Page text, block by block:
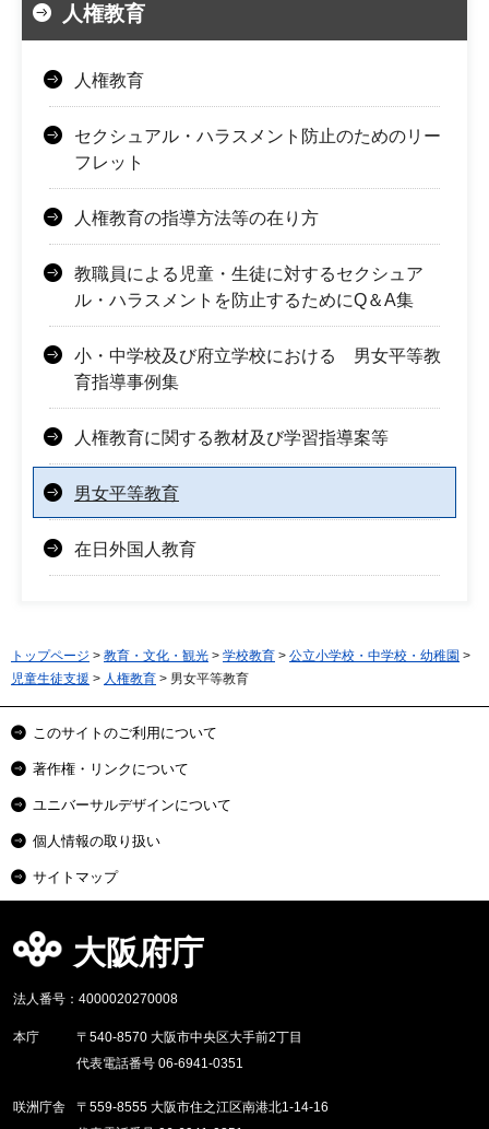
人権教育
人権教育
セクシュアル・ハラスメント防止のためのリー
フレット
人権教育の指導方法等の在り方
教職員による児童・生徒に対するセクシュア
ル・ハラスメントを防止するためにQ＆A集
小・中学校及び府立学校における 男女平等教
育指導事例集
人権教育に関する教材及び学習指導案等
男女平等教育
在日外国人教育
トップページ > 教育・文化・観光 > 学校教育 > 公立小学校・中学校・幼稚園 >
児童生徒支援 > 人権教育 > 男女平等教育
このサイトのご利用について
著作権・リンクについて
ユニバーサルデザインについて
個人情報の取り扱い
サイトマップ
大阪府庁
法人番号：4000020270008
本庁
〒540-8570 大阪市中央区大手前2丁目
代表電話番号 06-6941-0351
咲洲庁舎
〒559-8555 大阪市住之江区南港北1-14-16